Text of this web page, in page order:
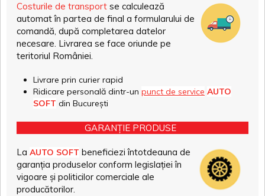
Costurile de transport se calculează
automat în partea de final a formularului de
comandă, după completarea datelor
necesare. Livrarea se face oriunde pe
teritoriul României.
Livrare prin curier rapid
Ridicare personală dintr-un punct de service AUTO
SOFT din București
GARANȚIE PRODUSE
La AUTO SOFT beneficiezi întotdeauna de
garanția produselor conform legislației în
vigoare și politicilor comerciale ale
producătorilor.